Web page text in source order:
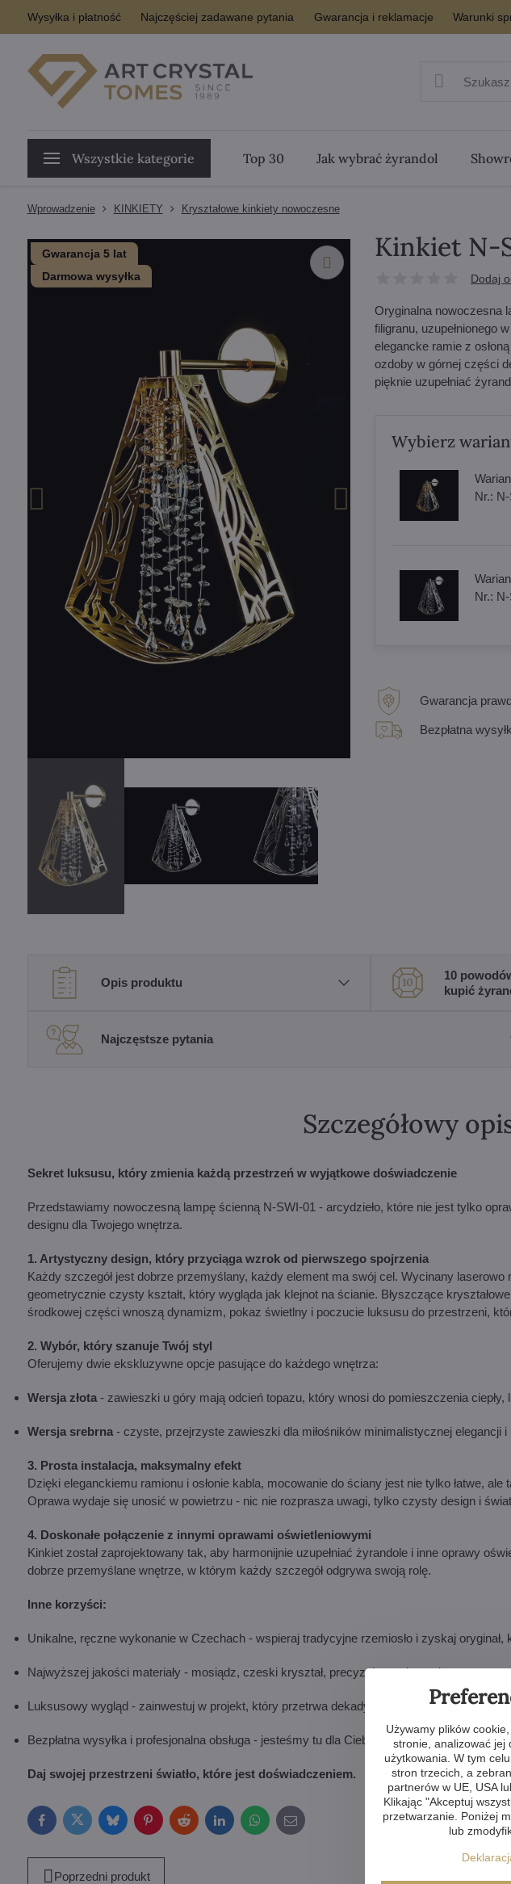
Wysyłka i płatność Najczęściej zadawane pytania Gwarancja i reklamacje Warunki
Wszystkie kategorie Top 30 Jak wybrać żyrandol
Wprowadzenie KINKIETY Kryształowe kinkiety nowoczesne
Gwarancja 5 lat
Darmowa wysyłka
Kinkiet N-
Dodaj
Oryginalna nowoczesna
filigranu, uzupełnionego
elegancke ramie z
ozdoby w górnej części
pięknie uzupełniać
Wybierz
Nr.:
Nr.:
Gwarancja
Bezpłatna
Opis produktu
10
kupić
Najczęstsze pytania
Szczegółowy
Sekret luksusu, który zmienia każdą przestrzeń w wyjątkowe doświadczenie
Przedstawiamy nowoczesną lampę ścienną N-SWI-01 - arcydzieło, które nie jest tylko
designu dla Twojego wnętrza.
1. Artystyczny design, który przyciąga wzrok od pierwszego spojrzenia
Każdy szczegół jest dobrze przemyślany, każdy element ma swój cel. Wycinany laserowo
geometrycznie czysty kształt, który wygląda jak klejnot na ścianie. Błyszczące
środkowej części wnoszą dynamizm, pokaz świetlny i poczucie luksusu do przestrzeni,
2. Wybór, który szanuje Twój styl
Oferujemy dwie ekskluzywne opcje pasujące do każdego wnętrza:
Wersja złota- zawieszki u góry mają odcień topazu, który wnosi do pomieszczenia ciepły,
Wersja srebrna- czyste, przejrzyste zawieszki dla miłośników minimalistycznej elegancji i
3. Prosta instalacja, maksymalny efekt
Dzięki eleganckiemu ramionu i osłonie kabla, mocowanie do ściany jest nie tylko łatwe,
Oprawa wydaje się unosić w powietrzu - nic nie rozprasza uwagi, tylko czysty design i
4. Doskonałe połączenie z innymi oprawami oświetleniowymi
Kinkiet został zaprojektowany tak, aby harmonijnie uzupełniać żyrandole i inne oprawy
dobrze przemyślane wnętrze, w którym każdy szczegół odgrywa swoją rolę.
Inne korzyści:
Unikalne, ręczne wykonanie w Czechach - wspieraj tradycyjne rzemiosło i zyskaj oryginał,
Najwyższej jakości materiały - mosiądz, czeski kryształ, precyzyjne wykonanie.
Luksusowy wygląd - zainwestuj w projekt, który przetrwa dekady.
Bezpłatna wysyłka i profesjonalna obsługa - jesteśmy tu dla Ciebie od wyboru do instalacji.
Daj swojej przestrzeni światło, które jest doświadczeniem.
FacebookTwitterBlueskyPinterestRedditLinkedInWhatsApp
E-
mail
Poprzedni produkt
Używamy plików
stronie, analizować jej
użytkowania. W tym
stron trzecich, a
partnerów w UE, USA
Klikając "Akceptuj
przetwarzanie. Poniżej
lub